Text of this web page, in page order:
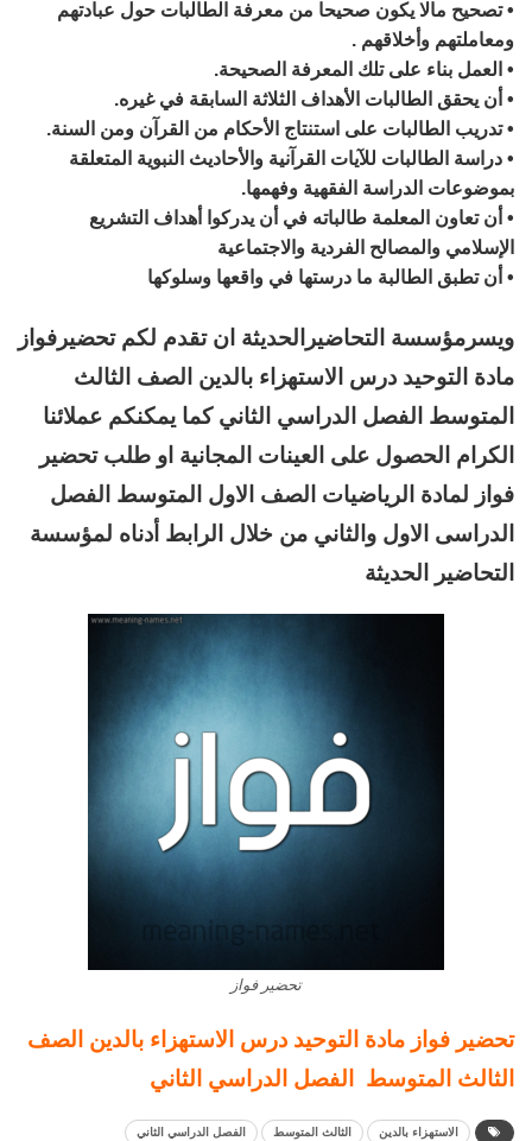
• تصحيح مالا يكون صحيحا من معرفة الطالبات حول عبادتهم
ومعاملتهم وأخلاقهم .
• العمل بناء على تلك المعرفة الصحيحة.
• أن يحقق الطالبات الأهداف الثلاثة السابقة في غيره.
• تدريب الطالبات على استنتاج الأحكام من القرآن ومن السنة.
• دراسة الطالبات للآيات القرآنية والأحاديث النبوية المتعلقة
بموضوعات الدراسة الفقهية وفهمها.
• أن تعاون المعلمة طالباته في أن يدركوا أهداف التشريع
الإسلامي والمصالح الفردية والاجتماعية
• أن تطبق الطالبة ما درستها في واقعها وسلوكها
ويسرمؤسسة التحاضيرالحديثة ان تقدم لكم تحضيرفواز
مادة التوحيد درس الاستهزاء بالدين الصف الثالث
المتوسط الفصل الدراسي الثاني كما يمكنكم عملائنا
الكرام الحصول على العينات المجانية او طلب تحضير
فواز لمادة الرياضيات الصف الاول المتوسط الفصل
الدراسى الاول والثاني من خلال الرابط أدناه لمؤسسة
التحاضير الحديثة
تحضير فواز
تحضير فواز مادة التوحيد درس الاستهزاء بالدين الصف
الثالث المتوسط الفصل الدراسي الثاني
الاستهزاء بالدين الثالث المتوسط الفصل الدراسي الثاني